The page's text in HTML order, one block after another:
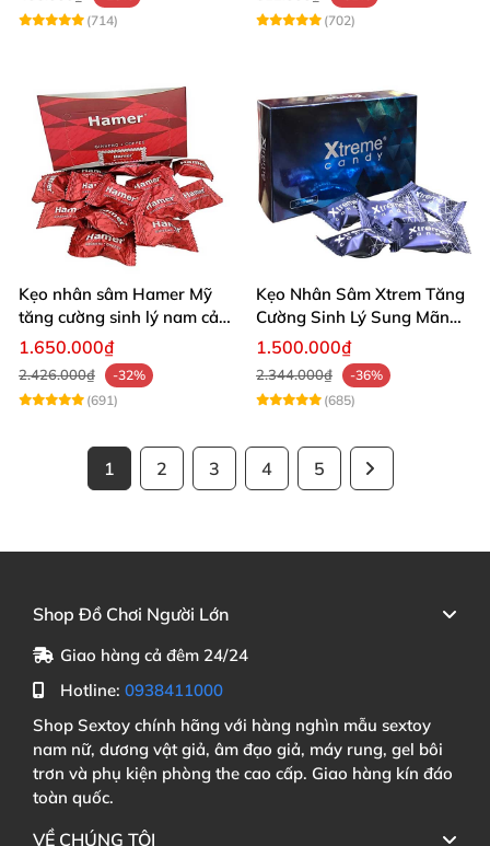
(714)
(702)
Kẹo nhân sâm Hamer Mỹ
tăng cường sinh lý nam cải
thiện sức khỏe
1.650.000₫
2.426.000₫
-32%
(691)
Kẹo Nhân Sâm Xtrem Tăng
Cường Sinh Lý Sung Mãn
Khi Lâm Trận
1.500.000₫
2.344.000₫
-36%
(685)
1 2 3 4 5
Shop Đồ Chơi Người Lớn
Giao hàng cả đêm 24/24
Hotline: 0938411000
Shop Sextoy chính hãng với hàng nghìn mẫu sextoy
nam nữ, dương vật giả, âm đạo giả, máy rung, gel bôi
trơn và phụ kiện phòng the cao cấp. Giao hàng kín đáo
toàn quốc.
VỀ CHÚNG TÔI